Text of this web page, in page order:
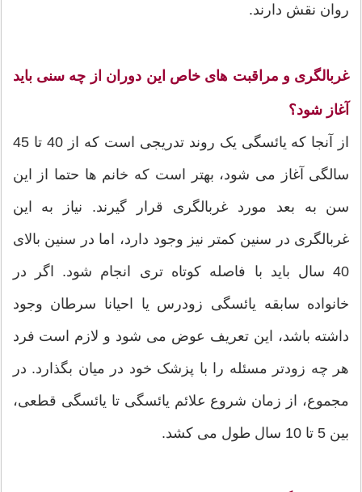
روان نقش دارند.
غربالگری و مراقبت های خاص این دوران از چه سنی باید
آغاز شود؟
از آنجا که یائسگی یک روند تدریجی است که از 40 تا 45
سالگی آغاز می شود، بهتر است که خانم ها حتما از این
سن به بعد مورد غربالگری قرار گیرند. نیاز به این
غربالگری در سنین کمتر نیز وجود دارد، اما در سنین بالای
40 سال باید با فاصله کوتاه تری انجام شود. اگر در
خانواده سابقه یائسگی زودرس یا احیانا سرطان وجود
داشته باشد، این تعریف عوض می شود و لازم است فرد
هر چه زودتر مسئله را با پزشک خود در میان بگذارد. در
مجموع، از زمان شروع علائم یائسگی تا یائسگی قطعی،
بین 5 تا 10 سال طول می کشد.